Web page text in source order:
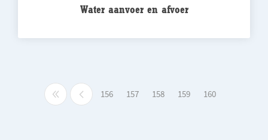
Water aanvoer en afvoer
156 157 158 159 160